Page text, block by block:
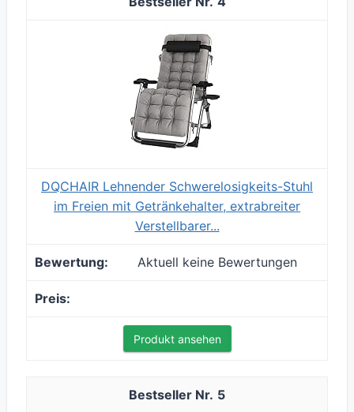
DQCHAIR Lehnender Schwerelosigkeits-Stuhl
im Freien mit Getränkehalter, extrabreiter
Verstellbarer...
Aktuell keine Bewertungen
Produkt ansehen
5